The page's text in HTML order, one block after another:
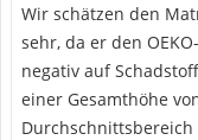
Wir schätzen den
sehr, da er den
negativ auf
einer Gesamthöhe
Durchschnittsbereich